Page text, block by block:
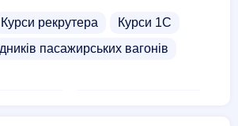
Курси рекрутера
Курси 1С
пасажирських вагонів